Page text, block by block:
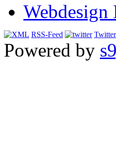
Webdesign
RSS-Feed Twitter
Powered by